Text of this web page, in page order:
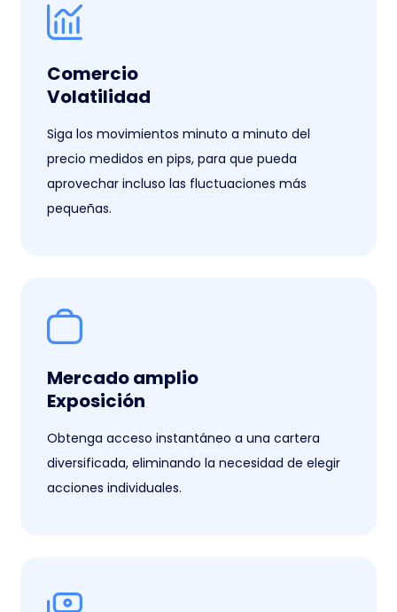
Comercio
Volatilidad
Siga los movimientos minuto a minuto del
precio medidos en pips, para que pueda
aprovechar incluso las fluctuaciones más
pequeñas.
Mercado amplio
Exposición
Obtenga acceso instantáneo a una cartera
diversificada, eliminando la necesidad de elegir
acciones individuales.